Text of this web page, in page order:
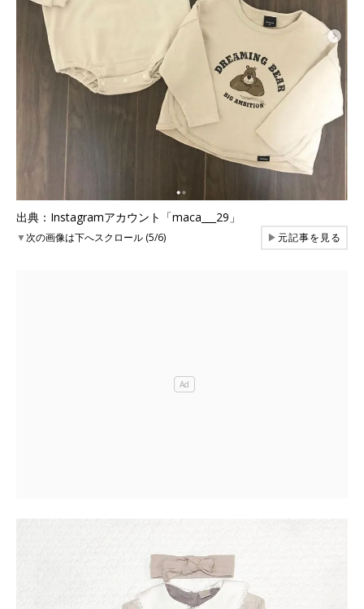
出典：Instagramアカウント「maca___29」
▼次の画像は下へスクロール (5/6) ▶元記事を見る